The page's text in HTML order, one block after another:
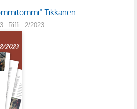
Tikkanen
Riffi 2/2023